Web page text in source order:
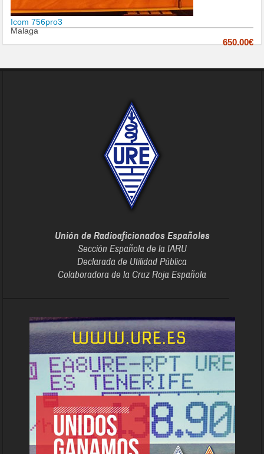
Icom 756pro3
Malaga
650.00€
Unión de Radioaficionados Españoles
Sección Española de la IARU
Declarada de Utilidad Pública
Colaboradora de la Cruz Roja Española